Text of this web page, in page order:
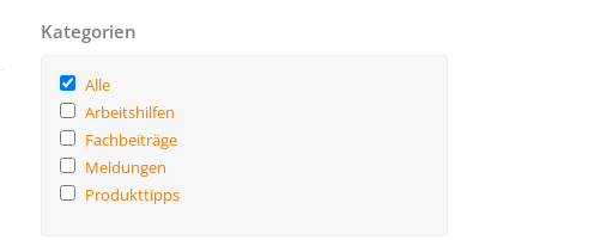
Kategorien
Alle
Arbeitshilfen
Fachbeiträge
Meldungen
Produkttipps